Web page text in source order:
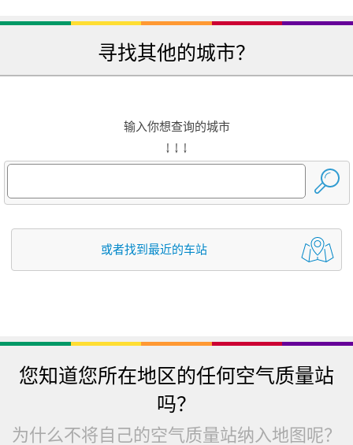
寻找其他的城市？
输入你想查询的城市
↓ ↓ ↓
或者找到最近的车站
您知道您所在地区的任何空气质量站
吗？
为什么不将自己的空气质量站纳入地图呢？